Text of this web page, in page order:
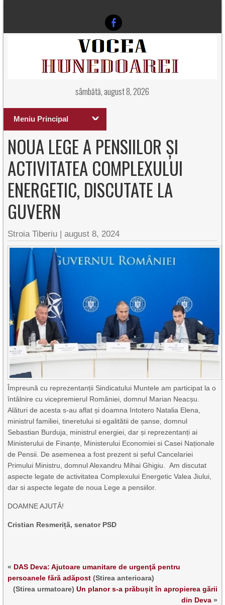
sâmbătă, august 8, 2026
Meniu Principal
NOUA LEGE A PENSIILOR ȘI
ACTIVITATEA COMPLEXULUI
ENERGETIC, DISCUTATE LA
GUVERN
Stroia Tiberiu |august 8, 2024
Împreună cu reprezentanții Sindicatului Muntele am participat la o
întâlnire cu vicepremierul României, domnul Marian Neacșu.
Alături de acesta s-au aflat și doamna Intotero Natalia Elena,
ministrul familiei, tineretului si egalitătii de șanse, domnul
Sebastian Burduja, ministrul energiei, dar și reprezentanți ai
Ministerului de Finanțe, Ministerului Economiei si Casei Naționale
de Pensii. De asemenea a fost prezent si șeful Cancelariei
Primului Ministru, domnul Alexandru Mihai Ghigiu. Am discutat
aspecte legate de activitatea Complexului Energetic Valea Jiului,
dar si aspecte legate de noua Lege a pensiilor.
DOAMNE AJUTĂ!
Cristian Resmeriță, senator PSD
« DAS Deva: Ajutoare umanitare de urgenţă pentru
persoanele fără adăpost (Stirea anterioara)
(Stirea urmatoare) Un planor s-a prăbușit în apropierea gării
din Deva»